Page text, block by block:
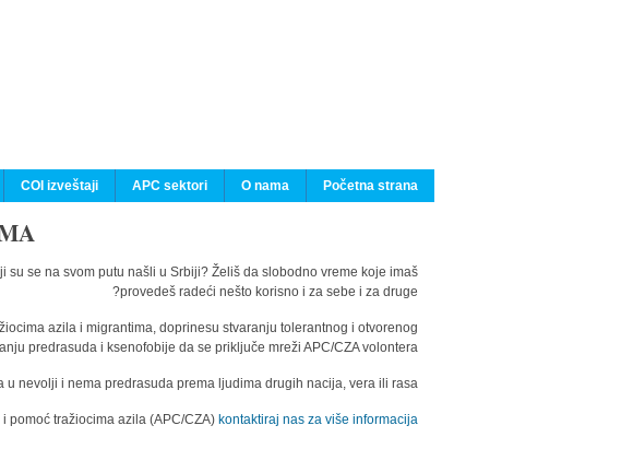
Početna strana
O nama
APC sektori
COI izveštaji
se na svom putu našli u Srbiji? Želiš da slobodno vreme koje imaš
provedeš radeći nešto korisno i za sebe i za druge?
azila i migrantima, doprinesu stvaranju tolerantnog i otvorenog
predrasuda i ksenofobije da se priključe mreži APC/CZA volontera.
nevolji i nema predrasuda prema ljudima drugih nacija, vera ili rasa.
pomoć tražiocima azila (APC/CZA) kontaktiraj nas za više informacija.